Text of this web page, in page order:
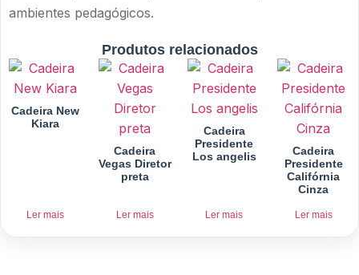
ambientes pedagógicos.
Produtos relacionados
Cadeira New
Kiara
Ler mais
Cadeira
Vegas Diretor
preta
Ler mais
Cadeira
Presidente
Los angelis
Ler mais
Cadeira
Presidente
Califórnia
Cinza
Ler mais